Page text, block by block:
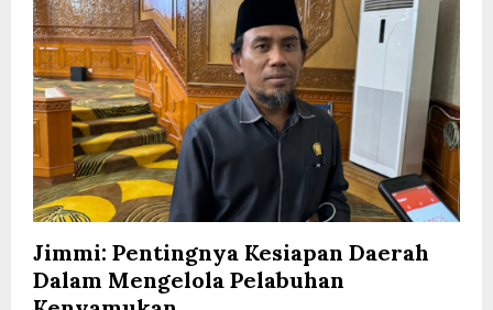
Jimmi: Pentingnya Kesiapan Daerah
Dalam Mengelola Pelabuhan